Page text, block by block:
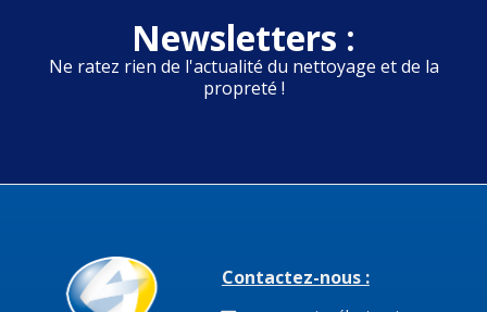
Newsletters :
Ne ratez rien de l'actualité du nettoyage et de la
propreté !
Contactez-nous :